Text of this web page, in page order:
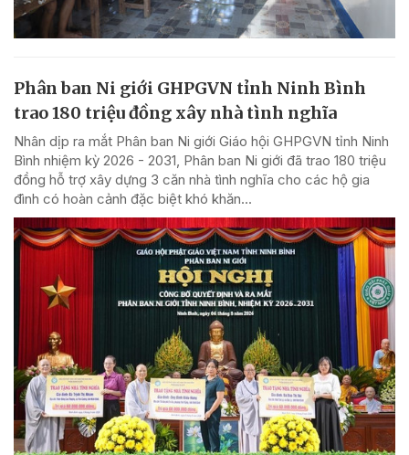
Phân ban Ni giới GHPGVN tỉnh Ninh Bình
trao 180 triệu đồng xây nhà tình nghĩa
Nhân dịp ra mắt Phân ban Ni giới Giáo hội GHPGVN tỉnh Ninh
Bình nhiệm kỳ 2026 - 2031, Phân ban Ni giới đã trao 180 triệu
đồng hỗ trợ xây dựng 3 căn nhà tình nghĩa cho các hộ gia
đình có hoàn cảnh đặc biệt khó khăn...